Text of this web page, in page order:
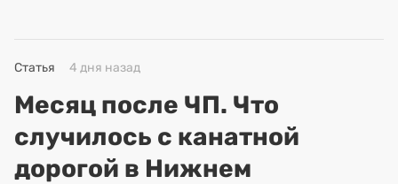
Статья 4 дня назад
Месяц после ЧП. Что
случилось с канатной
дорогой в Нижнем